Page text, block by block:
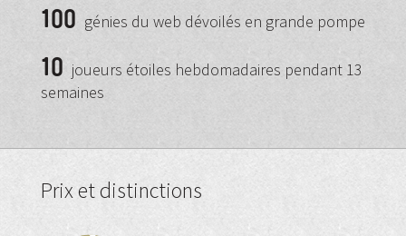
100 génies du web dévoilés en grande pompe
10 joueurs étoiles hebdomadaires pendant 13
semaines
Prix et distinctions